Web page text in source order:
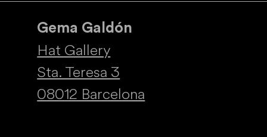
Gema Galdón
Hat Gallery
Sta. Teresa 3
08012 Barcelona